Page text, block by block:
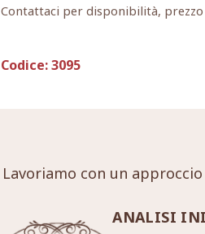
Contattaci per disponibilità, prezzo
Codice:3095
Lavoriamo con un
ANALISI